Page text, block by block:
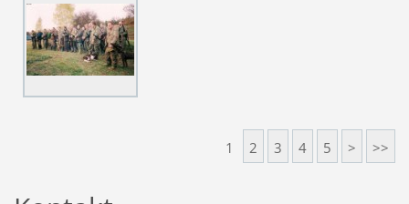
1 2 3 4 5 > >>